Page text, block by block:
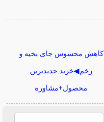
کاهش محسوس جای بخیه و
زخم◀خرید جدیدترین
محصول+مشاوره